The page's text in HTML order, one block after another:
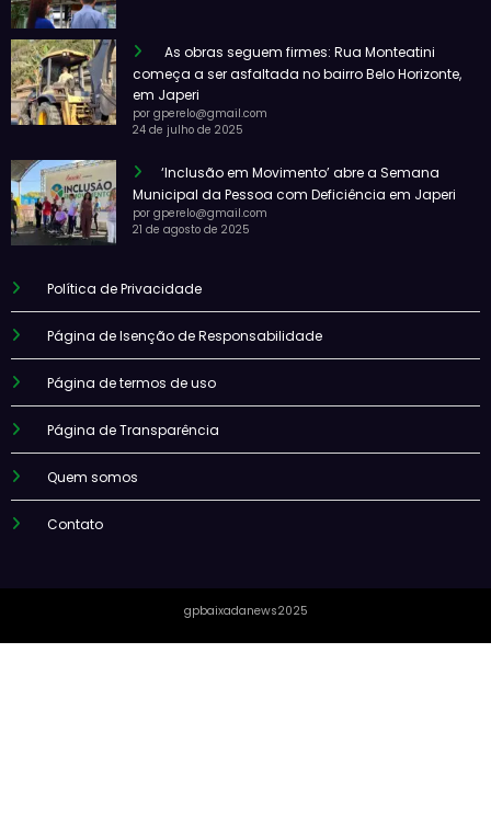
As obras seguem firmes: Rua Monteatini
começa a ser asfaltada no bairro Belo Horizonte,
em Japeri
por gperelo@gmail.com
24 de julho de 2025
‘Inclusão em Movimento’ abre a Semana
Municipal da Pessoa com Deficiência em Japeri
por gperelo@gmail.com
21 de agosto de 2025
Política de Privacidade
Página de Isenção de Responsabilidade
Página de termos de uso
Página de Transparência
Quem somos
Contato
gpbaixadanews2025